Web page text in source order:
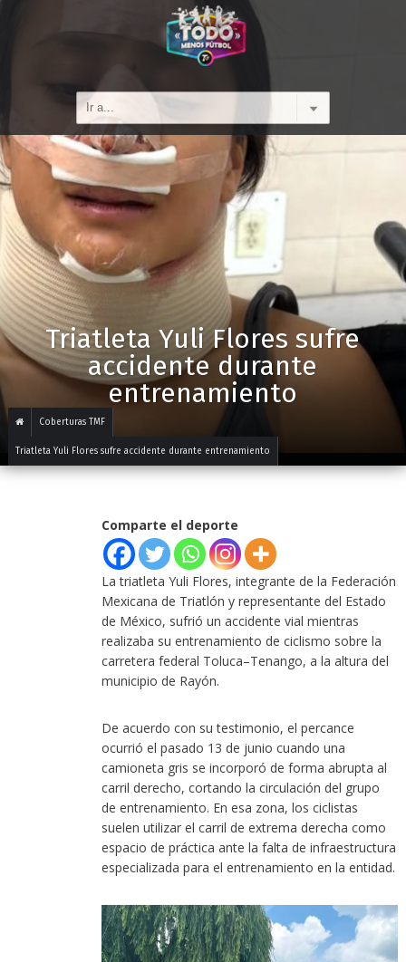
Triatleta Yuli Flores sufre
accidente durante
entrenamiento
Coberturas TMF
Triatleta Yuli Flores sufre accidente durante entrenamiento
Comparte el deporte
La triatleta Yuli Flores, integrante de la Federación
Mexicana de Triatlón y representante del Estado
de México, sufrió un accidente vial mientras
realizaba su entrenamiento de ciclismo sobre la
carretera federal Toluca–Tenango, a la altura del
municipio de Rayón.
De acuerdo con su testimonio, el percance
ocurrió el pasado 13 de junio cuando una
camioneta gris se incorporó de forma abrupta al
carril derecho, cortando la circulación del grupo
de entrenamiento. En esa zona, los ciclistas
suelen utilizar el carril de extrema derecha como
espacio de práctica ante la falta de infraestructura
especializada para el entrenamiento en la entidad.